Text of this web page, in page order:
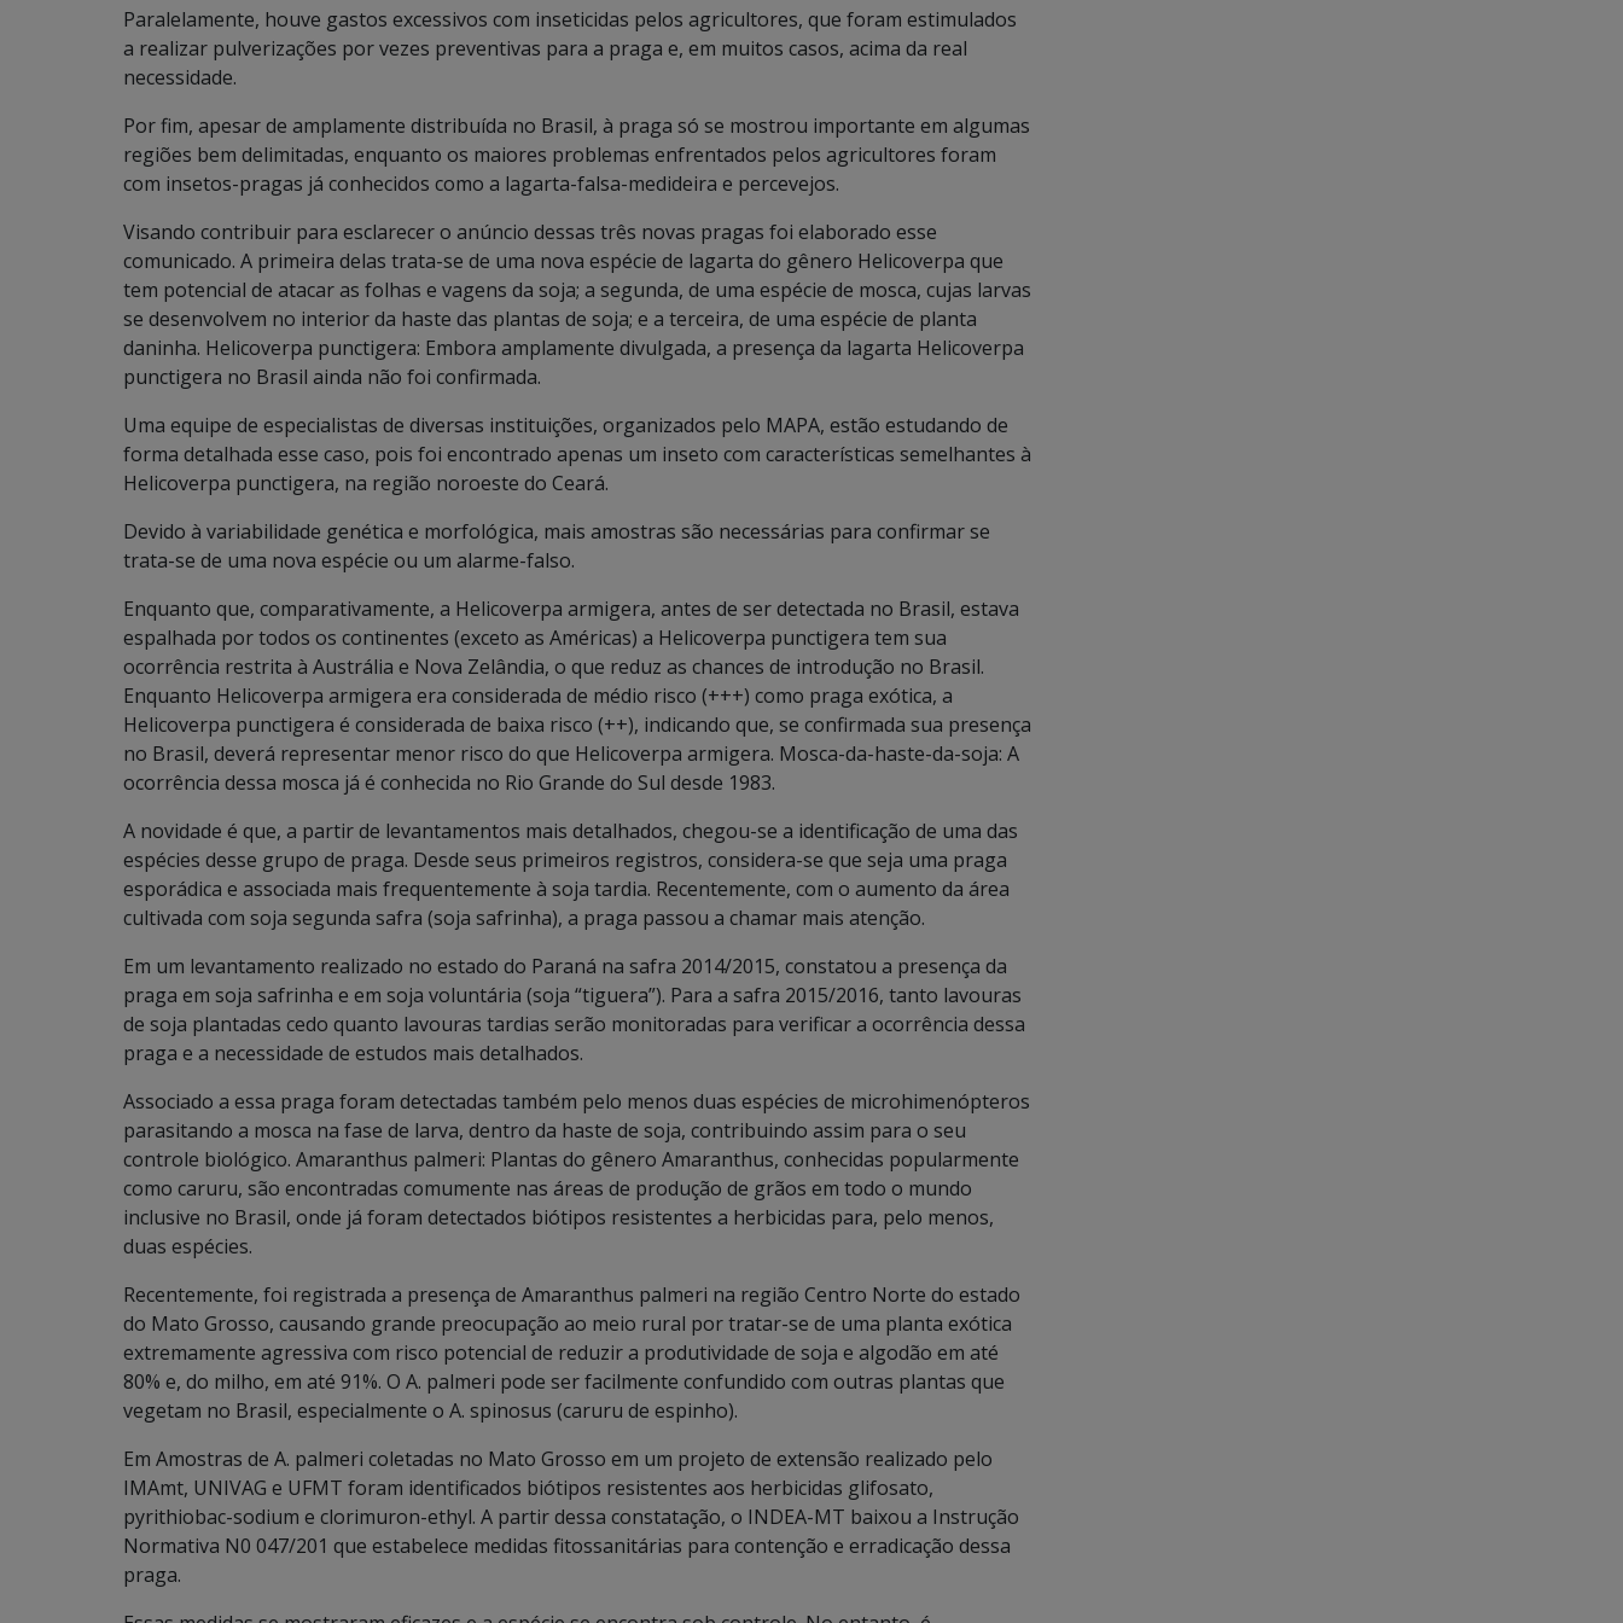
Paralelamente, houve gastos excessivos com inseticidas pelos agricultores, que foram estimulados
a realizar pulverizações por vezes preventivas para a praga e, em muitos casos, acima da real
necessidade.
Por fim, apesar de amplamente distribuída no Brasil, à praga só se mostrou importante em algumas
regiões bem delimitadas, enquanto os maiores problemas enfrentados pelos agricultores foram
com insetos-pragas já conhecidos como a lagarta-falsa-medideira e percevejos.
Visando contribuir para esclarecer o anúncio dessas três novas pragas foi elaborado esse
comunicado. A primeira delas trata-se de uma nova espécie de lagarta do gênero Helicoverpa que
tem potencial de atacar as folhas e vagens da soja; a segunda, de uma espécie de mosca, cujas larvas
se desenvolvem no interior da haste das plantas de soja; e a terceira, de uma espécie de planta
daninha. Helicoverpa punctigera: Embora amplamente divulgada, a presença da lagarta Helicoverpa
punctigera no Brasil ainda não foi confirmada.
Uma equipe de especialistas de diversas instituições, organizados pelo MAPA, estão estudando de
forma detalhada esse caso, pois foi encontrado apenas um inseto com características semelhantes à
Helicoverpa punctigera, na região noroeste do Ceará.
Devido à variabilidade genética e morfológica, mais amostras são necessárias para confirmar se
trata-se de uma nova espécie ou um alarme-falso.
Enquanto que, comparativamente, a Helicoverpa armigera, antes de ser detectada no Brasil, estava
espalhada por todos os continentes (exceto as Américas) a Helicoverpa punctigera tem sua
ocorrência restrita à Austrália e Nova Zelândia, o que reduz as chances de introdução no Brasil.
Enquanto Helicoverpa armigera era considerada de médio risco (+++) como praga exótica, a
Helicoverpa punctigera é considerada de baixa risco (++), indicando que, se confirmada sua presença
no Brasil, deverá representar menor risco do que Helicoverpa armigera. Mosca-da-haste-da-soja: A
ocorrência dessa mosca já é conhecida no Rio Grande do Sul desde 1983.
A novidade é que, a partir de levantamentos mais detalhados, chegou-se a identificação de uma das
espécies desse grupo de praga. Desde seus primeiros registros, considera-se que seja uma praga
esporádica e associada mais frequentemente à soja tardia. Recentemente, com o aumento da área
cultivada com soja segunda safra (soja safrinha), a praga passou a chamar mais atenção.
Em um levantamento realizado no estado do Paraná na safra 2014/2015, constatou a presença da
praga em soja safrinha e em soja voluntária (soja “tiguera”). Para a safra 2015/2016, tanto lavouras
de soja plantadas cedo quanto lavouras tardias serão monitoradas para verificar a ocorrência dessa
praga e a necessidade de estudos mais detalhados.
Associado a essa praga foram detectadas também pelo menos duas espécies de microhimenópteros
parasitando a mosca na fase de larva, dentro da haste de soja, contribuindo assim para o seu
controle biológico. Amaranthus palmeri: Plantas do gênero Amaranthus, conhecidas popularmente
como caruru, são encontradas comumente nas áreas de produção de grãos em todo o mundo
inclusive no Brasil, onde já foram detectados biótipos resistentes a herbicidas para, pelo menos,
duas espécies.
Recentemente, foi registrada a presença de Amaranthus palmeri na região Centro Norte do estado
do Mato Grosso, causando grande preocupação ao meio rural por tratar-se de uma planta exótica
extremamente agressiva com risco potencial de reduzir a produtividade de soja e algodão em até
80% e, do milho, em até 91%. O A. palmeri pode ser facilmente confundido com outras plantas que
vegetam no Brasil, especialmente o A. spinosus (caruru de espinho).
Em Amostras de A. palmeri coletadas no Mato Grosso em um projeto de extensão realizado pelo
IMAmt, UNIVAG e UFMT foram identificados biótipos resistentes aos herbicidas glifosato,
pyrithiobac-sodium e clorimuron-ethyl. A partir dessa constatação, o INDEA-MT baixou a Instrução
Normativa N0 047/201 que estabelece medidas fitossanitárias para contenção e erradicação dessa
praga.